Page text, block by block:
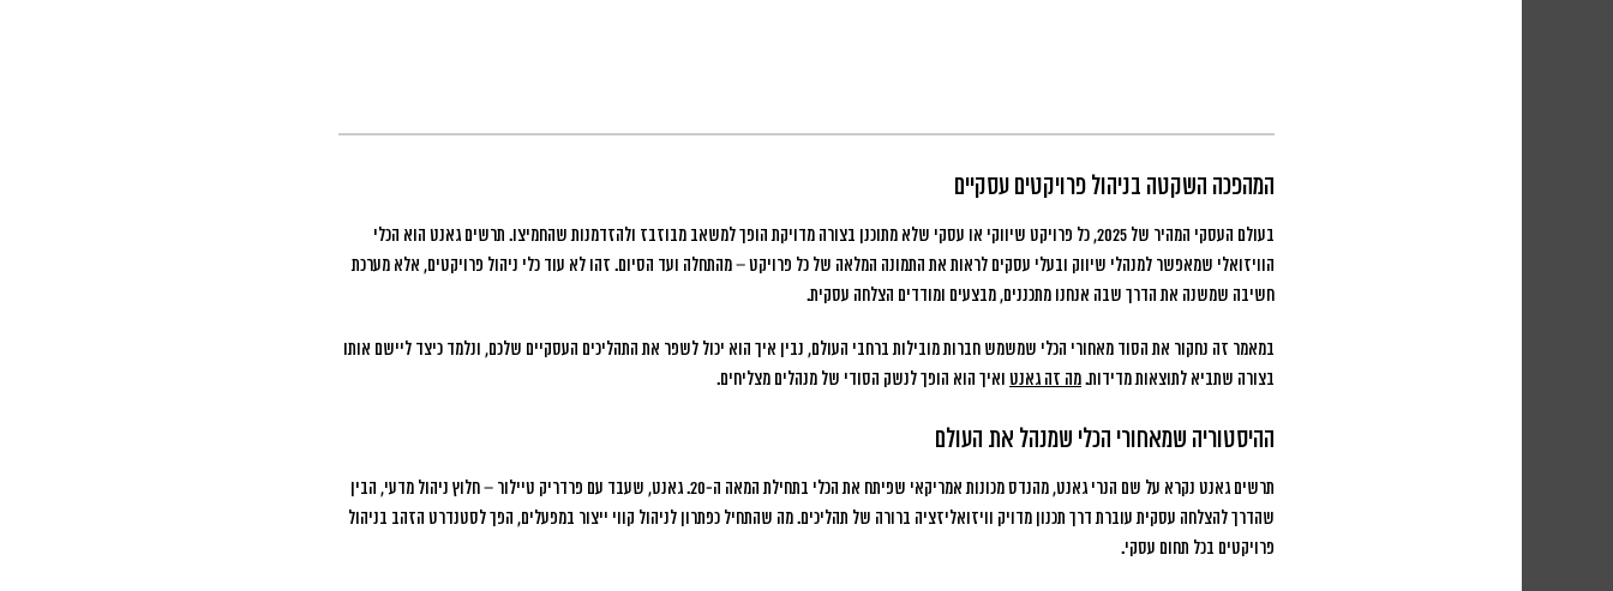
המהפכה השקטה בניהול פרויקטים עסקיים
בעולם העסקי המהיר של 2025, כל פרויקט שיווקי או עסקי שלא מתוכנן בצורה מדויקת הופך למשאב מבוזבז ולהזדמנות שהחמיצו.
תרשים גאנט הוא הכלי
הוויזואלי שמאפשר למנהלי שיווק ובעלי עסקים לראות את התמונה המלאה של כל פרויקט – מהתחלה ועד הסיום. זהו לא עוד כלי ניהול פרויקטים, אלא מערכת
חשיבה שמשנה את הדרך שבה אנחנו מתכננים, מבצעים ומודדים הצלחה עסקית.
במאמר זה נחקור את הסוד מאחורי הכלי שמשמש חברות מובילות ברחבי העולם, נבין איך הוא יכול לשפר את התהליכים העסקיים שלכם, ונלמד כיצד ליישם אותו
בצורה שתביא לתוצאות מדידות.מה זה גאנט ואיך הוא הופך לנשק הסודי של מנהלים מצליחים.
ההיסטוריה שמאחורי הכלי שמנהל את העולם
תרשים גאנט נקרא על שם הנרי גאנט, מהנדס מכונות אמריקאי שפיתח את הכלי בתחילת המאה ה-20. גאנט, שעבד עם פרדריק טיילור – חלוץ ניהול מדעי, הבין
שהדרך להצלחה עסקית עוברת דרך תכנון מדויק וויזואליזציה ברורה של תהליכים. מה שהתחיל כפתרון לניהול קווי ייצור במפעלים, הפך לסטנדרט הזהב בניהול
פרויקטים בכל תחום עסקי.